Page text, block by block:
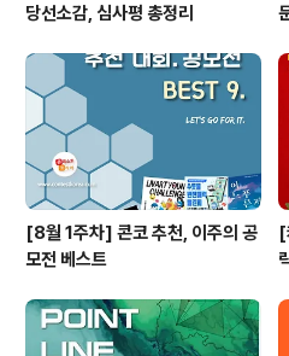
당선소감, 심사평 총정리
[8월 1주차] 콘코 추천, 이주의 공
모전 베스트
[